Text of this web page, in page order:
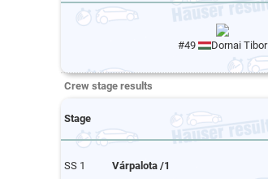
#49 Dornai Tibor
Crew stage results
Stage
SS 1 Várpalota /1